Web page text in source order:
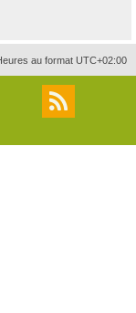
au format UTC+02:00